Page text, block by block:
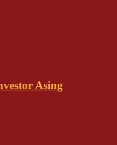
Asing